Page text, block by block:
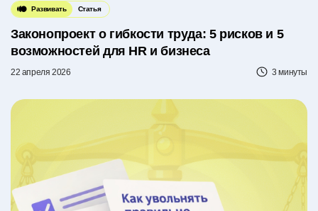
Развивать Статья
Законопроект о гибкости труда: 5 рисков и 5
возможностей для HR и бизнеса
22 апреля 2026 3 минуты